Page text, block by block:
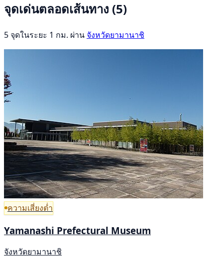
จุดเด่นตลอดเส้นทาง (5)
5 จุดในระยะ 1 กม. ผ่าน จังหวัดยามานาชิ
ความเสี่ยงต่ำ
Yamanashi Prefectural Museum
จังหวัดยามานาชิ